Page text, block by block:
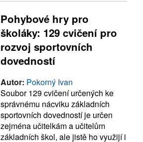
Pohybové hry pro
školáky: 129 cvičení pro
rozvoj sportovních
dovedností
Autor: Pokorný Ivan
Soubor 129 cvičení určených ke
správnému nácviku základních
sportovních dovedností je určen
zejména učitelkám a učitelům
základních škol, ale jistě ho využijí i